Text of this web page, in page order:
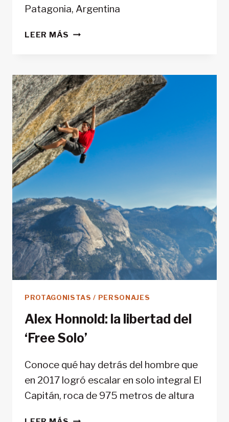
Patagonia, Argentina
LEER MÁS CARLOS
POR
EL
VACÍO
PROTAGONISTAS / PERSONAJES
Alex Honnold: la libertad del
‘Free Solo’
Conoce qué hay detrás del hombre que
en 2017 logró escalar en solo integral El
Capitán, roca de 975 metros de altura
ALEX